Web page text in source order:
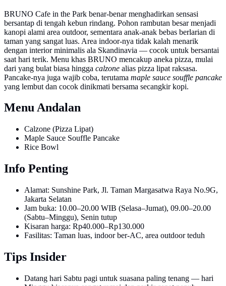
BRUNO Cafe in the Park benar-benar menghadirkan sensasi
bersantap di tengah kebun rindang. Pohon rambutan besar menjadi
kanopi alami area outdoor, sementara anak-anak bebas berlarian di
taman yang sangat luas. Area indoor-nya tidak kalah menarik
dengan interior minimalis ala Skandinavia — cocok untuk bersantai
saat hari terik. Menu khas BRUNO mencakup aneka pizza, mulai
dari yang bulat biasa hingga calzone alias pizza lipat raksasa.
Pancake-nya juga wajib coba, terutama maple sauce souffle pancake
yang lembut dan cocok dinikmati bersama secangkir kopi.
Menu Andalan
Calzone (Pizza Lipat)
Maple Sauce Souffle Pancake
Rice Bowl
Info Penting
Alamat: Sunshine Park, Jl. Taman Margasatwa Raya No.9G,
Jakarta Selatan
Jam buka: 10.00–20.00 WIB (Selasa–Jumat), 09.00–20.00
(Sabtu–Minggu), Senin tutup
Kisaran harga: Rp40.000–Rp130.000
Fasilitas: Taman luas, indoor ber-AC, area outdoor teduh
Tips Insider
Datang hari Sabtu pagi untuk suasana paling tenang — hari